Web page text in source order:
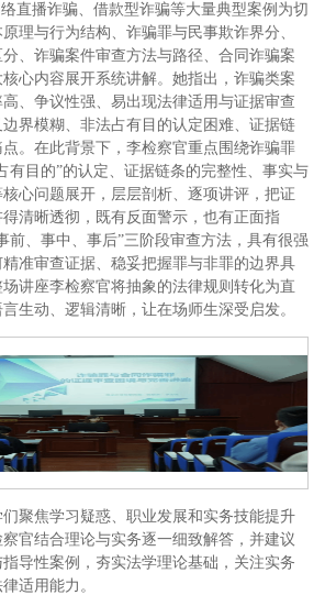
直播诈骗、借款型诈骗等大量典型案例为切
理与行为结构、诈骗罪与民事欺诈界分、
、诈骗案件审查方法与路径、合同诈骗案
心内容展开系统讲解。她指出，诈骗类案
、争议性强、易出现法律适用与证据审查
界模糊、非法占有目的认定困难、证据链
。在此背景下，李检察官重点围绕诈骗罪
有目的”的认定、证据链条的完整性、事实与
心问题展开，层层剖析、逐项讲评，把证
清晰透彻，既有反面警示，也有正面指
前、事中、事后”三阶段审查方法，具有很强
准审查证据、稳妥把握罪与非罪的边界具
讲座李检察官将抽象的法律规则转化为直
生动、逻辑清晰，让在场师生深受启发。
聚焦学习疑惑、职业发展和实务技能提升
官结合理论与实务逐一细致解答，并建议
导性案例，夯实法学理论基础，关注实务
适用能力。